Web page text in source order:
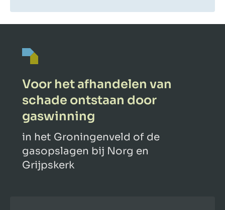
Voor het afhandelen van
schade ontstaan door
gaswinning
in het Groningenveld of de
gasopslagen bij Norg en
Grijpskerk